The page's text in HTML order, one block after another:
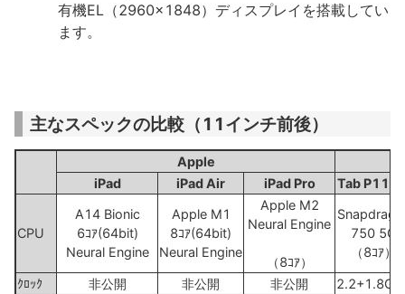
有機EL（2960x1848）ディスプレイを搭載してい
ます。
主なスペックの比較（11インチ前後）
Apple
iPad
iPad Air iPad Pro Tab P11
CPU
A14 Bionic
6ｺｱ(64bit)
Neural Engine
Apple M1
8ｺｱ(64bit)
Neural Engine
Apple M2
Neural Engine
（8ｺｱ）
750 5G
（8ｺｱ）
ｸﾛｯｸ 非公開 非公開 非公開